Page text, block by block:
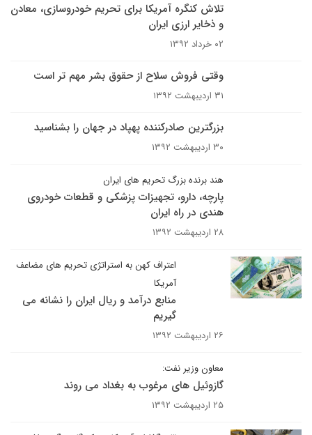
تلاش کنگره آمریکا برای تحریم خودروسازی، معادن
و ذخایر ارزی ایران
۰۲ خرداد ۱۳۹۲
وقتی فروش سلاح از حقوق بشر مهم تر است
۳۱ اردیبهشت ۱۳۹۲
بزرگترین صادرکننده پهپاد در جهان را بشناسید
۳۰ اردیبهشت ۱۳۹۲
هند برنده بزرگ تحریم های ایران
پارچه، دارو، تجهیزات پزشکی و قطعات خودروی
هندی در راه ایران
۲۸ اردیبهشت ۱۳۹۲
اعتراف کهن به استراتژی تحریم های مضاعف
آمریکا
منابع درآمد و ریال ایران را نشانه می
گیریم
۲۶ اردیبهشت ۱۳۹۲
معاون وزیر نفت:
گازوئیل های مرغوب به بغداد می روند
۲۵ اردیبهشت ۱۳۹۲